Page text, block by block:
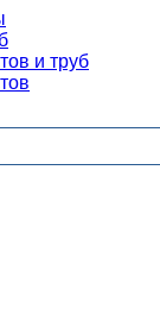
и труб